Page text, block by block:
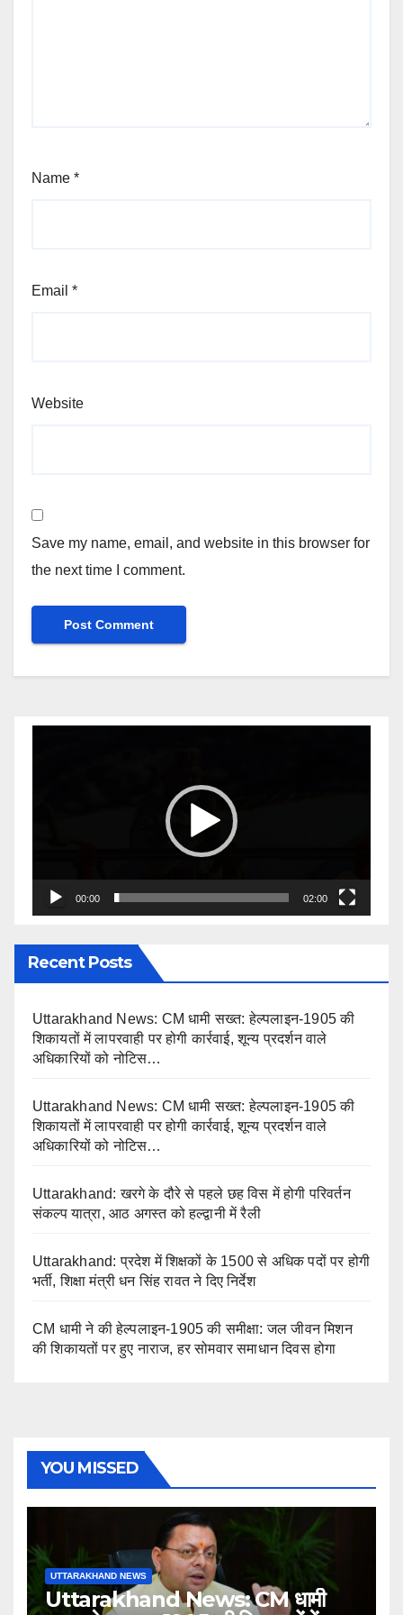
Name *
Email *
Website
Save my name, email, and website in this browser for
the next time I comment.
00:00 02:00
Recent Posts
Uttarakhand News: CM धामी सख्त: हेल्पलाइन-1905 की
शिकायतों में लापरवाही पर होगी कार्रवाई, शून्य प्रदर्शन वाले
अधिकारियों को नोटिस…
Uttarakhand News: CM धामी सख्त: हेल्पलाइन-1905 की
शिकायतों में लापरवाही पर होगी कार्रवाई, शून्य प्रदर्शन वाले
अधिकारियों को नोटिस…
Uttarakhand: खरगे के दौरे से पहले छह विस में होगी परिवर्तन
संकल्प यात्रा, आठ अगस्त को हल्द्वानी में रैली
Uttarakhand: प्रदेश में शिक्षकों के 1500 से अधिक पदों पर होगी
भर्ती, शिक्षा मंत्री धन सिंह रावत ने दिए निर्देश
CM धामी ने की हेल्पलाइन-1905 की समीक्षा: जल जीवन मिशन
की शिकायतों पर हुए नाराज, हर सोमवार समाधान दिवस होगा
YOU MISSED
UTTARAKHAND NEWS
Uttarakhand News: CM धामी